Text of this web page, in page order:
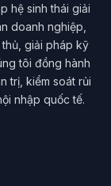
hệ sinh thái giải
doanh nghiệp,
giải pháp kỹ
tôi đồng hành
trị, kiểm soát rủi
nhập quốc tế.